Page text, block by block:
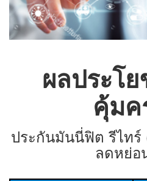
ผลประโ
คุ้มค
ประกันมันนี่ฟิต รีไท
ลดหย่อ